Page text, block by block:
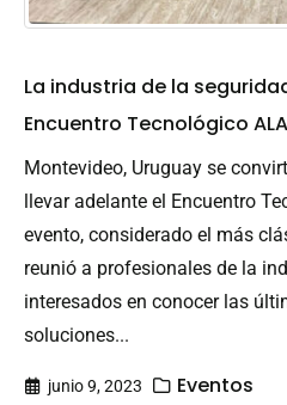
La industria de la
Encuentro Tecnológico
Montevideo, Uruguay se
llevar adelante el Encuentro
evento, considerado el más
reunió a profesionales de la
interesados en conocer las
soluciones...
junio 9, 2023 Eventos